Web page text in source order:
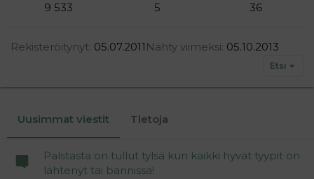
9 533 5 36
Rekisteröitynyt 05.07.2011 Nähty viimeksi 05.10.2013
Etsi
Uusimmat viestit Tietoja
Palstasta on tullut tylsä kun kaikki hyvät tyypit on
lähtenyt tai bannissa!